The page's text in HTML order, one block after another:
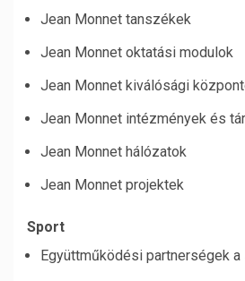
Jean Monnet tanszékek
Jean Monnet oktatási modulok
Jean Monnet kiválósági
Jean Monnet intézmények és
Jean Monnet hálózatok
Jean Monnet projektek
Sport
Együttműködési partnerségek